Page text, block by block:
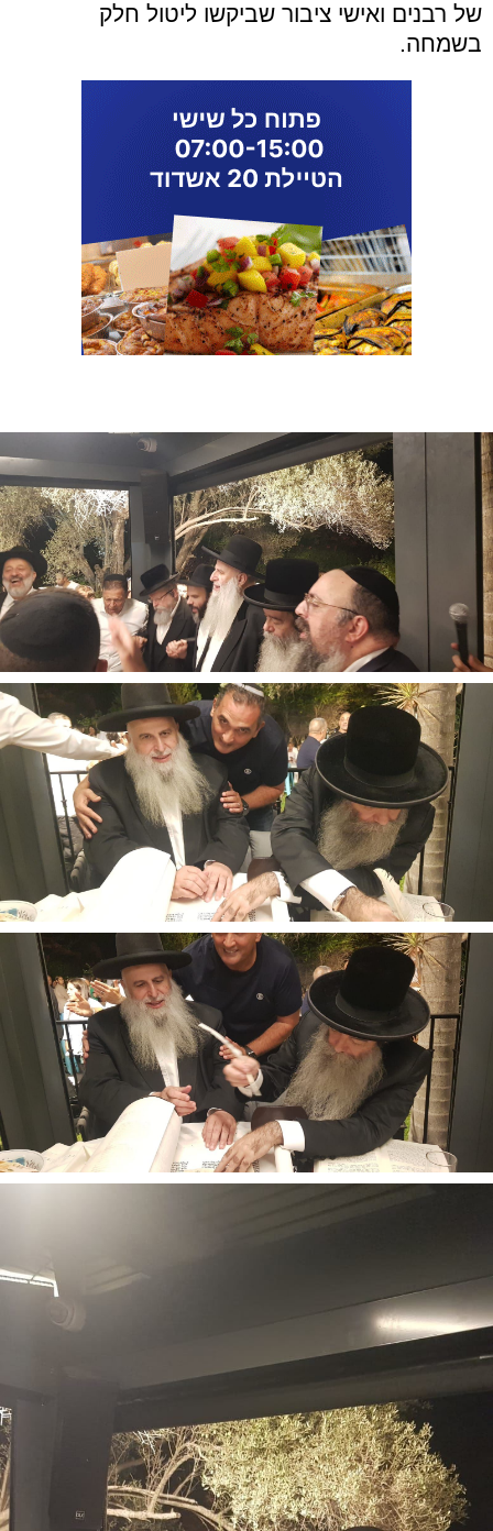
של רבנים ואישי ציבור שביקשו ליטול חלק
בשמחה.